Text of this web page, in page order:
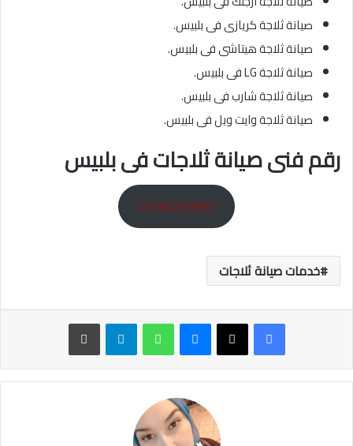
صيانة ثلاجة كريازى فى بلبيس.
صيانة ثلاجة هيتاشى فى بلبيس.
صيانة ثلاجة LG فى بلبيس.
صيانة ثلاجة شارب فى بلبيس.
صيانة ثلاجة وايت ويل فى بلبيس.
رقم فنى صيانة ثلاجات فى بلبيس
01060256897
خدمات صيانة ثلاجات
ماسنجر واتساب تيلقرام طباعة